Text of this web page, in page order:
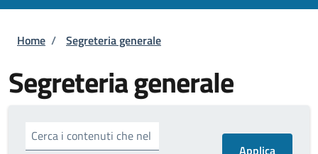
Briciole di pane
Home / Segreteria generale
Segreteria generale
Cerca i contenuti che nel